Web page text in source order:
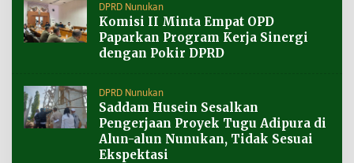
DPRD Nunukan
Komisi II Minta Empat OPD
Paparkan Program Kerja Sinergi
dengan Pokir DPRD
DPRD Nunukan
Saddam Husein Sesalkan
Pengerjaan Proyek Tugu Adipura di
Alun-alun Nunukan, Tidak Sesuai
Ekspektasi